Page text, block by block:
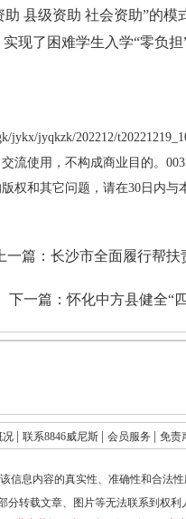
县级资助 社会资助”的模
现了困难学生入学“零负担”
jykx/jyqkzk/202212/
流使用，不构成商业目的。
权和其它问题，请在30日内与
上一篇： 长沙市全面履行帮扶
下一篇：怀化中方县健全“
况 联系8846威尼斯 会员服务 免责
信息内容的真实性、准确性和合法性
分转载文章、图片等无法联系到权利